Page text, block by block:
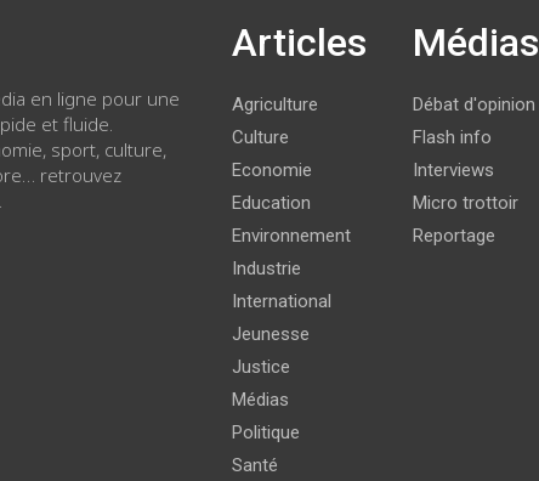
en ligne pour une
et fluide.
sport, culture,
retrouvez
Articles
Agriculture
Culture
Economie
Education
Environnement
Industrie
International
Jeunesse
Justice
Médias
Politique
Santé
Médias
Débat d'opinion
Flash info
Interviews
Micro trottoir
Reportage